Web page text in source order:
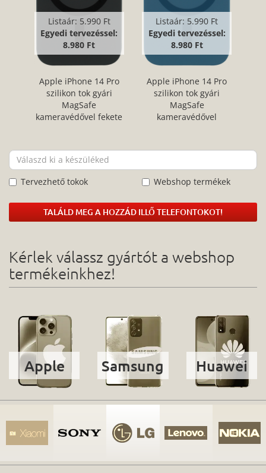
Listaár: 5.990 Ft
Egyedi tervezéssel:
8.980 Ft
Apple iPhone 14 Pro
szilikon tok gyári
MagSafe
kameravédővel fekete
Listaár: 5.990 Ft
Egyedi tervezéssel:
8.980 Ft
Apple iPhone 14 Pro
szilikon tok gyári
MagSafe
kameravédővel
Tervezhető tokok Webshop termékek
TALÁLD MEG A HOZZÁD ILLŐ TELEFONTOKOT!
Kérlek válassz gyártót a webshop
termékeinkhez!
Apple Samsung Huawei